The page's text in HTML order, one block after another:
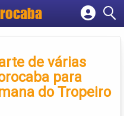
empresa
de várias
para
do Tropeiro